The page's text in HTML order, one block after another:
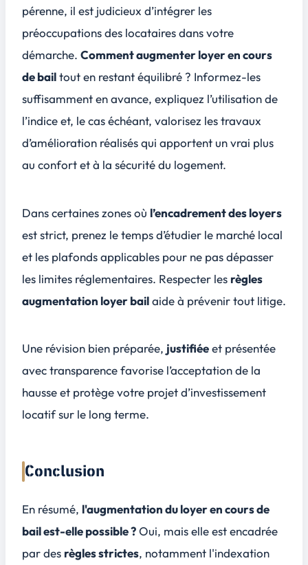
pérenne, il est judicieux d’intégrer les
préoccupations des locataires dans votre
démarche. Comment augmenter loyer en cours
de bailtout en restant équilibré ? Informez-les
suffisamment en avance, expliquez l’utilisation de
l’indice et, le cas échéant, valorisez lestravaux
d’amélioration réalisés qui apportent un vrai plus
au confort et à la sécurité du logement.
Dans certaines zones où l’encadrement des loyers
est strict, prenez le temps d’étudier le marché local
et les plafonds applicables pour ne pas dépasser
les limites réglementaires. Respecter les règles
augmentation loyer bailaide à prévenir tout litige.
Une révision bien préparée, justifiéeet présentée
avectransparencefavorise l’acceptation de la
hausse et protège votre projet d’investissement
locatif sur le long terme.
Conclusion
En résumé, l'augmentation du loyer en cours de
bail est-elle possible ?Oui, mais elle est encadrée
par des règles strictes, notamment l'indexation